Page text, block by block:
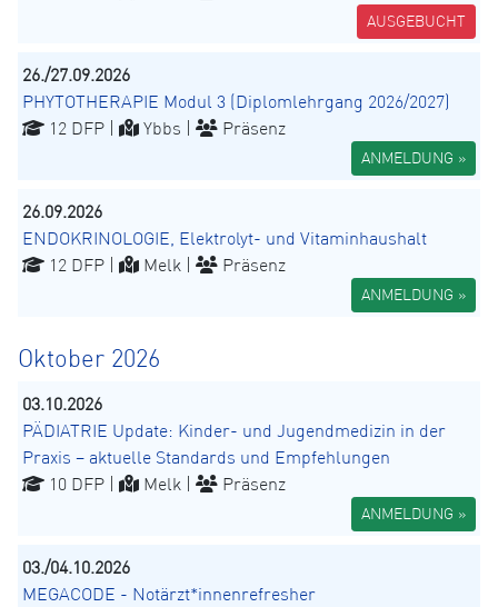
AUSGEBUCHT
26./27.09.2026
PHYTOTHERAPIE Modul 3 (Diplomlehrgang 2026/2027)
12 DFP |
Ybbs | Präsenz
ANMELDUNG »
26.09.2026
ENDOKRINOLOGIE, Elektrolyt- und Vitaminhaushalt
12 DFP |
Melk | Präsenz
ANMELDUNG »
Oktober 2026
03.10.2026
PÄDIATRIE Update: Kinder- und Jugendmedizin in der
Praxis – aktuelle Standards und Empfehlungen
10 DFP |
Melk | Präsenz
ANMELDUNG »
03./04.10.2026
MEGACODE - Notärzt*innenrefresher